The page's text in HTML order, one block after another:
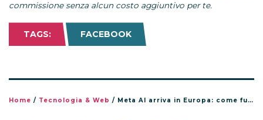
commissione senza alcun costo aggiuntivo per te.
TAGS: FACEBOOK
Home / Tecnologia & Web / Meta AI arriva in Europa: come funziona l’AI su WhatsApp, Facebook e Instagram